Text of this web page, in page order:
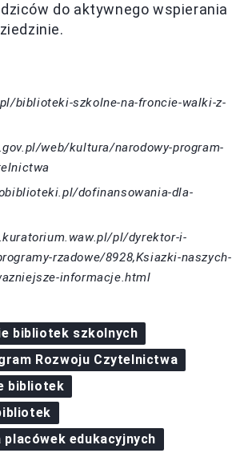
do aktywnego wspierania
biblioteki-szkolne-na-froncie-walki-z-
web/kultura/narodowy-program-
dofinansowania-dla-
pl/dyrektor-i-
rzadowe/8928,Ksiazki-naszych-
informacje.html
bibliotek szkolnych
Rozwoju Czytelnictwa
bibliotek
placówek edukacyjnych